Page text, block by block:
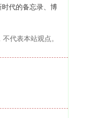
代的备忘录、博
代表本站观点。